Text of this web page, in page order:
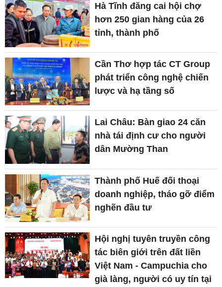
Hà Tĩnh đăng cai hội chợ
hơn 250 gian hàng của 26
tỉnh, thành phố
Cần Thơ hợp tác CT Group
phát triển công nghệ chiến
lược và hạ tầng số
Lai Châu: Bàn giao 24 căn
nhà tái định cư cho người
dân Mường Than
Thành phố Huế đối thoại
doanh nghiệp, tháo gỡ điểm
nghẽn đầu tư
Hội nghị tuyên truyền công
tác biên giới trên đất liền
Việt Nam - Campuchia cho
già làng, người có uy tín tại